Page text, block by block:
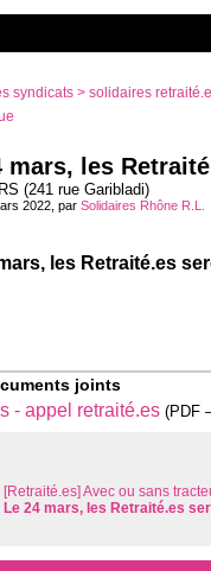
syndicats> solidaires
mars, les
(241 rue Garibladi)
2022, par Solidaires Rhône R.L.
les Retraité.es
joints
- appel retraité.es (PDF
[Retraité.es] Avec ou sans
Le 24 mars, les Retraité.es